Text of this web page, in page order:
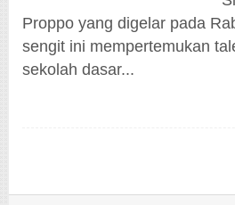
Proppo yang digelar pada
sengit ini mempertemukan
sekolah dasar...